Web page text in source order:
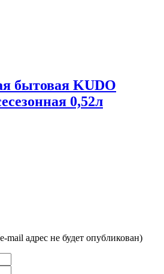
бытовая KUDO
0,52л
mail адрес не будет опубликован)